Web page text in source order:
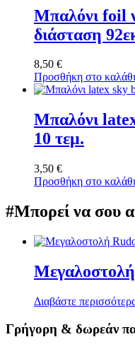
Μπαλόνι foil
διάσταση
8,50 €
Προσθήκη στο καλάθι
Μπαλόνι
10 τεμ.
3,50 €
Προσθήκη στο καλάθι
#Μπορεί να σου
Διαβάστε
Γρήγορη & δωρεάν